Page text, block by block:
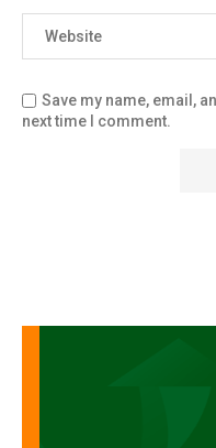
Save my name, email,
next time I comment.